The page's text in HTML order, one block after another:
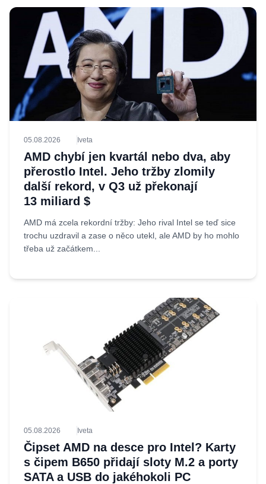
05.08.2026 Iveta
AMD chybí jen kvartál nebo dva, aby
přerostlo Intel. Jeho tržby zlomily
další rekord, v Q3 už překonají
13 miliard $
AMD má zcela rekordní tržby: Jeho rival Intel se teď sice
trochu uzdravil a zase o něco utekl, ale AMD by ho mohlo
třeba už začátkem...
05.08.2026 Iveta
Čipset AMD na desce pro Intel? Karty
s čipem B650 přidají sloty M.2 a porty
SATA a USB do jakéhokoli PC